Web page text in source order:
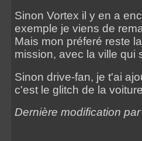
Sinon Vortex il y en a
exemple je viens de
Mais mon préferé reste
mission, avec la ville qui
Sinon drive-fan, je t'ai
c'est le glitch de la
Dernière modification